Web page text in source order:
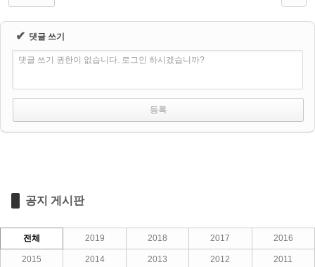
✔ 댓글 쓰기
댓글 쓰기 권한이 없습니다. 로그인 하시겠습니까?
공지 게시판
전체 2019 2018 2017 2016
2015 2014 2013 2012 2011